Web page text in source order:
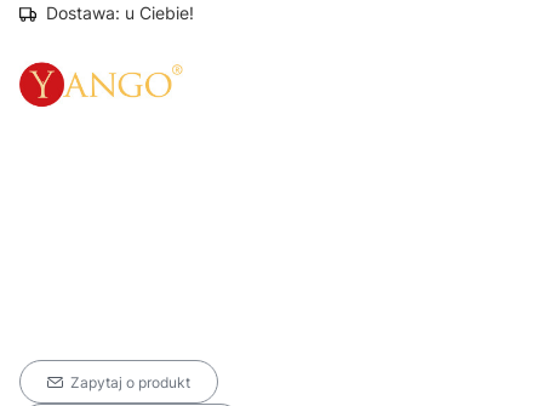
Dostawa: u Ciebie!
Zapytaj o produkt